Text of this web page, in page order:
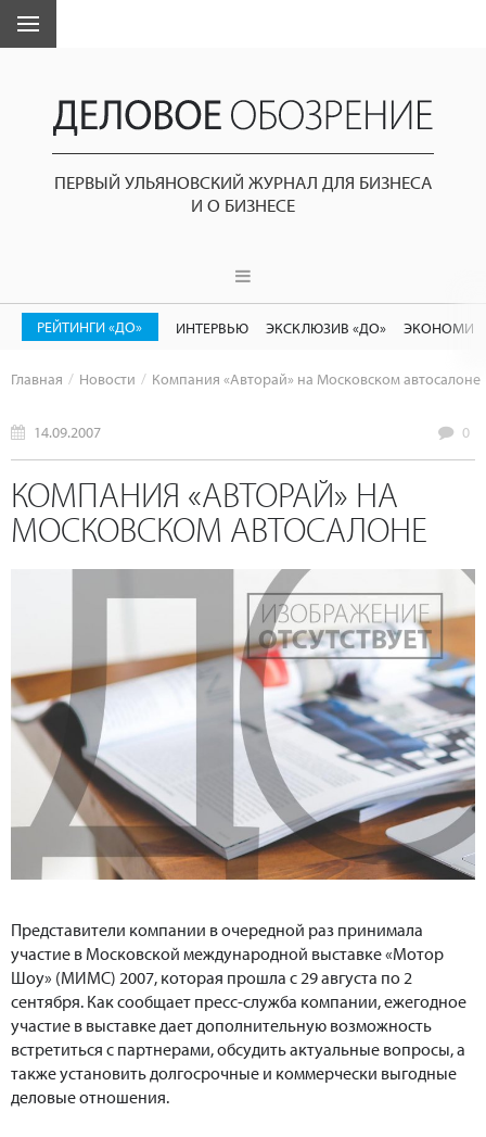
ПЕРВЫЙ УЛЬЯНОВСКИЙ ЖУРНАЛ ДЛЯ БИЗНЕСА
И О БИЗНЕСЕ
РЕЙТИНГИ «ДО» ИНТЕРВЬЮ ЭКСКЛЮЗИВ «ДО»
Главная Новости Компания «Авторай» на Московском автосалоне
14.09.2007 0
КОМПАНИЯ «АВТОРАЙ» НА
МОСКОВСКОМ АВТОСАЛОНЕ
Представители компании в очередной раз принимала
участие в Московской международной выставке «Мотор
Шоу» (МИМС) 2007, которая прошла с 29 августа по 2
сентября. Как сообщает пресс-служба компании, ежегодное
участие в выставке дает дополнительную возможность
встретиться с партнерами, обсудить актуальные вопросы, а
также установить долгосрочные и коммерчески выгодные
деловые отношения.